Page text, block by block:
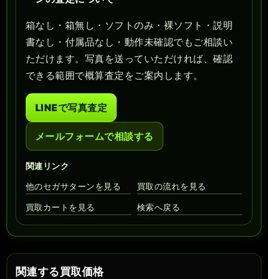
箱なし・箱無し・ソフトのみ・裸ソフト・説明
書なし・付属品なし・動作未確認でもご相談い
ただけます。写真を送っていただければ、確認
できる範囲で概算査定をご案内します。
LINEで写真査定
メールフォームで相談する
関連リンク
他のセガサターンを見る
買取の流れを見る
買取カートを見る 検索へ戻る
関連する買取価格